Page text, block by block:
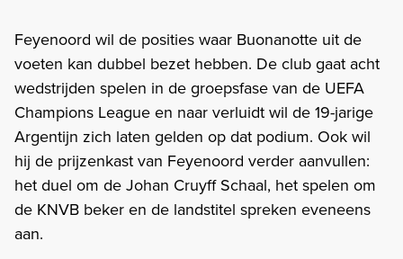
Feyenoord wil de posities waar Buonanotte uit de
voeten kan dubbel bezet hebben. De club gaat acht
wedstrijden spelen in de groepsfase van de UEFA
Champions League en naar verluidt wil de 19-jarige
Argentijn zich laten gelden op dat podium. Ook wil
hij de prijzenkast van Feyenoord verder aanvullen:
het duel om de Johan Cruyff Schaal, het spelen om
de KNVB beker en de landstitel spreken eveneens
aan.